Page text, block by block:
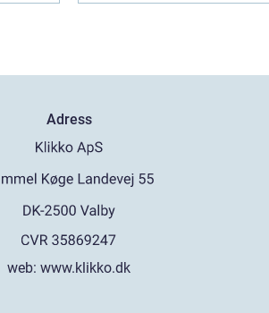
Adress
web: www.klikko.dk